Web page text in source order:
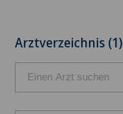
Arztverzeichnis (1)